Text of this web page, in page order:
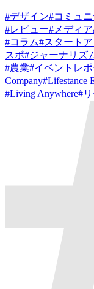
#デザイン#コミュニ
#レビュー# メディア
#コラム#スタート
スポ#ジャーナリズ
#農業#イベントレポ
Company#Lifestance
#Living Anywhere#